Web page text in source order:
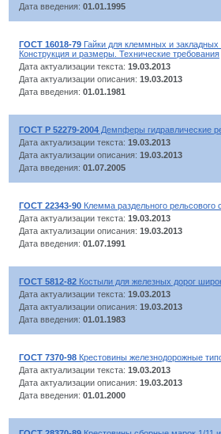
Дата введения: 01.01.1995
ГОСТ 16018-79 Гайки для клеммных и закладных
Конструкция и размеры. Технические требования
Дата актуализации текста: 19.03.2013
Дата актуализации описания: 19.03.2013
Дата введения: 01.01.1981
ГОСТ Р 52279-2004 Демпферы гидравлические
Дата актуализации текста: 19.03.2013
Дата актуализации описания: 19.03.2013
Дата введения: 01.07.2005
ГОСТ 22343-90 Клемма раздельного рельсового
Дата актуализации текста: 19.03.2013
Дата актуализации описания: 19.03.2013
Дата введения: 01.07.1991
ГОСТ 5812-82 Костыли для железных дорог
Дата актуализации текста: 19.03.2013
Дата актуализации описания: 19.03.2013
Дата введения: 01.01.1983
ГОСТ 7370-98 Крестовины железнодорожные
Дата актуализации текста: 19.03.2013
Дата актуализации описания: 19.03.2013
Дата введения: 01.01.2000